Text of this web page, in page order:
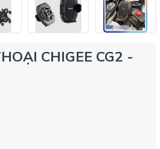
CHIGEE CG2 -